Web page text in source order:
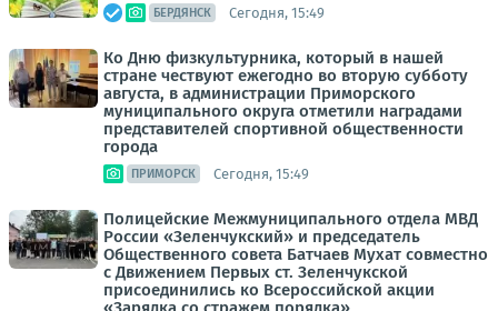
БЕРДЯНСК Сегодня, 15:49
Ко Дню физкультурника, который в нашей
стране чествуют ежегодно во вторую субботу
августа, в администрации Приморского
муниципального округа отметили наградами
представителей спортивной общественности
города
ПРИМОРСК Сегодня, 15:49
Полицейские Межмуниципального отдела МВД
России «Зеленчукский» и председатель
Общественного совета Батчаев Мухат совместно
с Движением Первых ст. Зеленчукской
присоединились ко Всероссийской акции